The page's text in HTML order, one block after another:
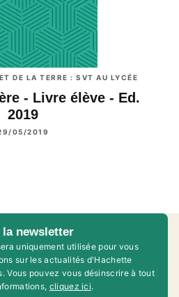
DE LA TERRE : SVT AU LYCÉE
- Livre élève - Ed.
2019
05/2019
la newsletter
uniquement utilisée pour vous
sur les actualités d'Hachette
Vous pouvez vous désinscrire à tout
cliquez ici.